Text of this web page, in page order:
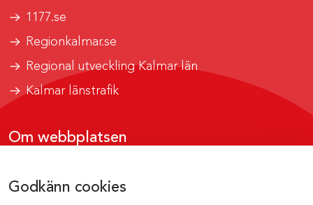
Godkänn cookies
1177.se
Regionkalmar.se
Regional utveckling Kalmar län
Kalmar länstrafik
Om webbplatsen
Om cookies